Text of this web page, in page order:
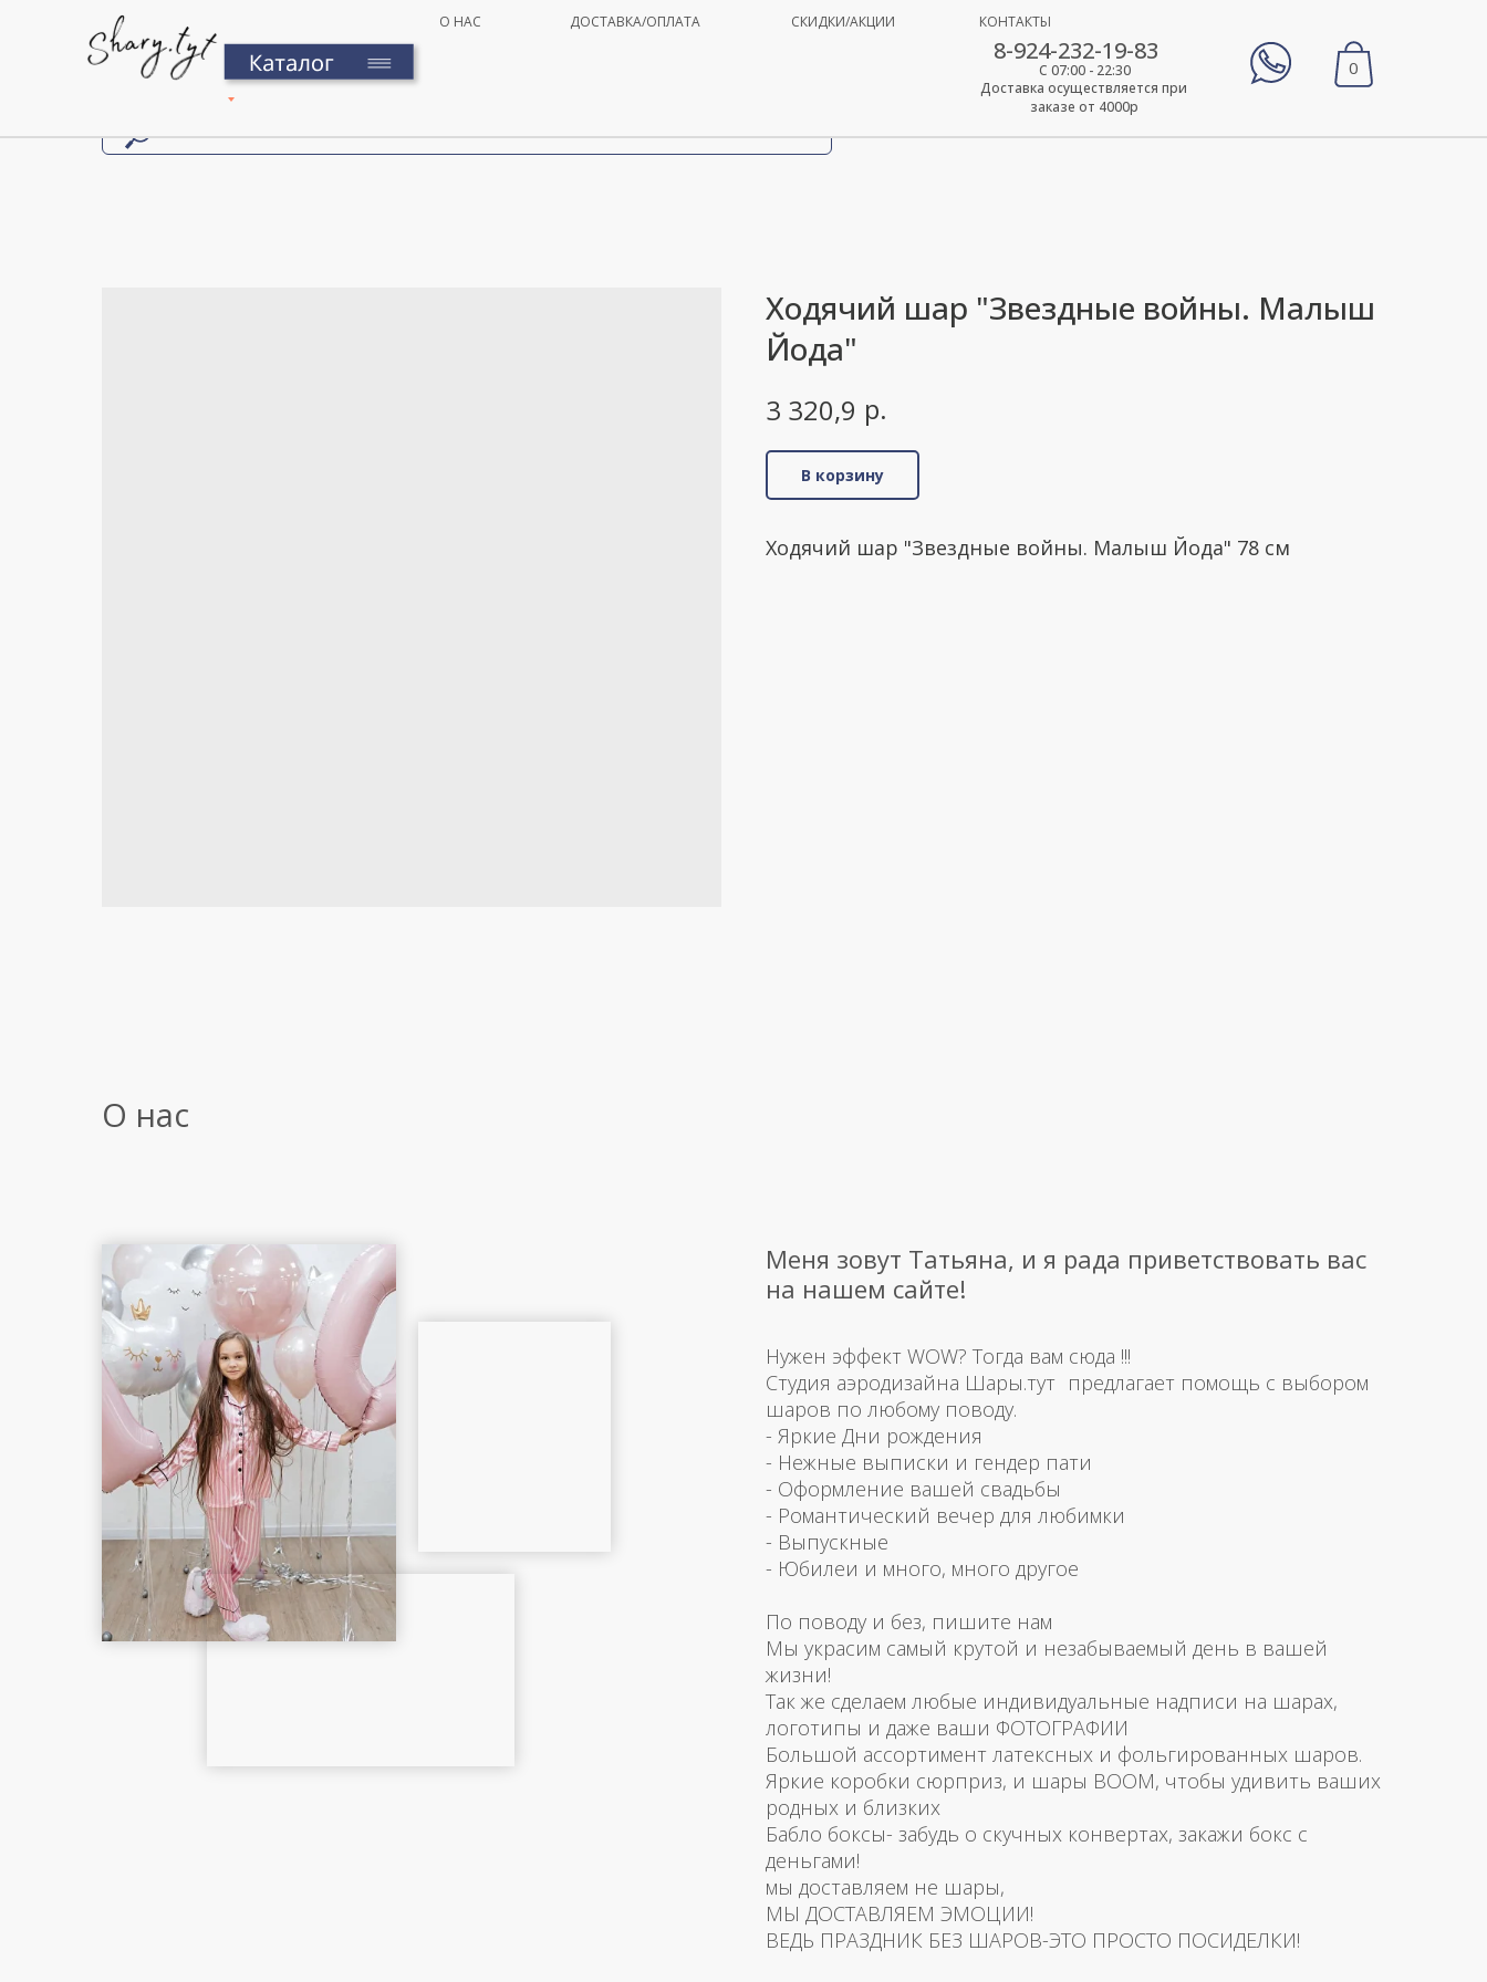
О НАС СКИДКИ/АКЦИИ
ДОСТАВКА/ОПЛАТА КОНТАКТЫ
8-924-232-19-83
Доставка осуществляется при
заказе от 4000р
С 07:00 - 22:30 0
Ходячий шар "Звездные войны. Малыш
Йода"
3 320,9 р.
В корзину
Ходячий шар "Звездные войны. Малыш Йода" 78 см
О нас
Меня зовут Татьяна, и я рада приветствовать вас
на нашем сайте!
Нужен эффект WOW? Тогда вам сюда !!!
Студия аэродизайна Шары.тут предлагает помощь с выбором
шаров по любому поводу.
- Яркие Дни рождения
- Нежные выписки и гендер пати
- Оформление вашей свадьбы
- Романтический вечер для любимки
- Выпускные
- Юбилеи и много, много другое
По поводу и без, пишите нам
Мы украсим самый крутой и незабываемый день в вашей
жизни!
Так же сделаем любые индивидуальные надписи на шарах,
логотипы и даже ваши ФОТОГРАФИИ
Большой ассортимент латексных и фольгированных шаров.
Яркие коробки сюрприз, и шары BOOM, чтобы удивить ваших
родных и близких
Бабло боксы- забудь о скучных конвертах, закажи бокс с
деньгами!
мы доставляем не шары,
МЫ ДОСТАВЛЯЕМ ЭМОЦИИ!
ВЕДЬ ПРАЗДНИК БЕЗ ШАРОВ-ЭТО ПРОСТО ПОСИДЕЛКИ!